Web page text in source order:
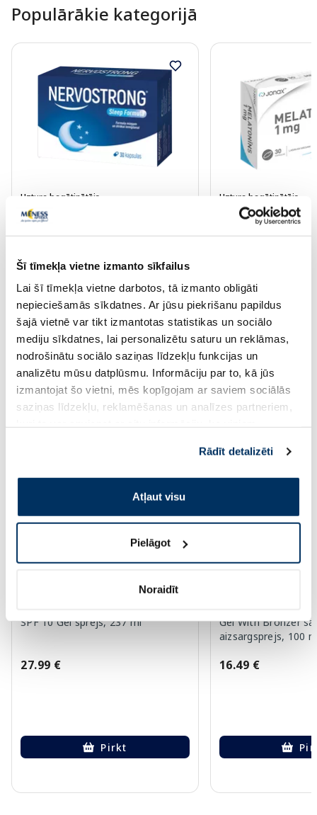
Šī tīmekļa vietne izmanto sīkfailus
Lai šī tīmekļa vietne darbotos, tā izmanto obligāti
nepieciešamās sīkdatnes. Ar jūsu piekrišanu papildus
šajā vietnē var tikt izmantotas statistikas un sociālo
mediju sīkdatnes, lai personalizētu saturu un reklāmas,
nodrošinātu sociālo saziņas līdzekļu funkcijas un
analizētu mūsu datplūsmu. Informāciju par to, kā jūs
izmantojat šo vietni, mēs kopīgojam ar saviem sociālās
saziņas līdzekļu, reklamēšanas un analīzes partneriem,
pakalpojumus. Ja piekrītat šo papildu sīkdatņu
izmantošanai, lūdzu, atzīmējiet savu izvēli:
Rādīt detalizēti
Atļaut visu
Pielāgot
Noraidīt
Populārākie kategorijā
Uztura bagātinātājs
NERVOSTRONG Sleep Formula
12.49 €
Pirkt
Uztura bagātinātājs
JONAX Melatonīns
Page 1 of 10
Saules aizsardzībai vasarā ☀️
SPF 10 Gel sprejs, 237 ml
27.99 €
Pirkt
Gel With Bronzer
aizsargsprejs, 100
16.49 €